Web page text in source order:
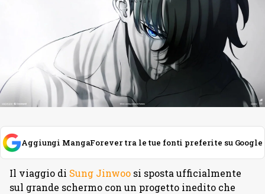
Aggiungi MangaForever tra le tue fonti preferite su Google
Il viaggio di Sung Jinwoo si sposta ufficialmente
sul grande schermo con un progetto inedito che